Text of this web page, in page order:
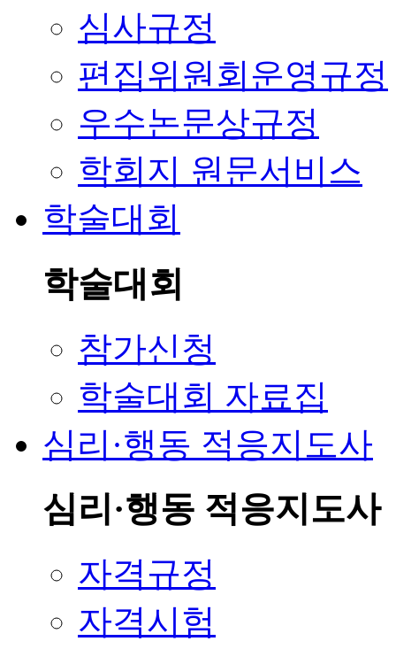
심사규정
편집위원회운영규정
우수논문상규정
학회지 원문서비스
학술대회
학술대회
참가신청
학술대회 자료집
심리·행동 적응지도사
심리·행동 적응지도사
자격규정
자격시험